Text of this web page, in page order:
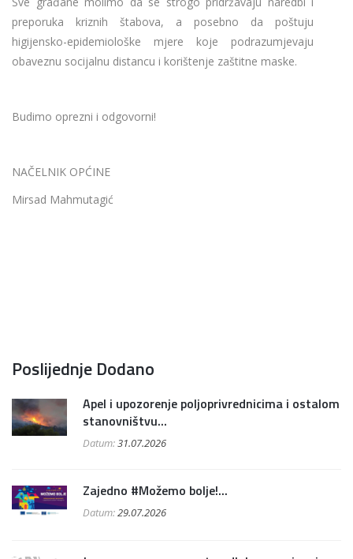
preporuka kriznih štabova, a posebno da poštuju
higijensko-epidemiološke mjere koje podrazumjevaju
obaveznu socijalnu distancu i korištenje zaštitne maske.
Budimo oprezni i odgovorni!
NAČELNIK OPĆINE
Mirsad Mahmutagić
Poslijednje Dodano
Apel i upozorenje poljoprivrednicima i ostalom
stanovništvu...
Datum:31.07.2026
Zajedno #Možemo bolje!...
Datum:29.07.2026